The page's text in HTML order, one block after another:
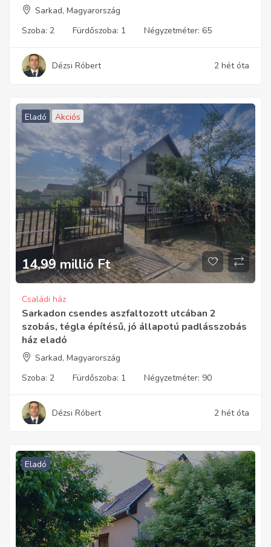
Sarkad, Magyarország
Szoba: 2 Fürdőszoba: 1 Négyzetméter: 65
Dézsi Róbert 2 hét óta
Eladó Akciós
14,99 millió Ft
Családi ház
Sarkadon csendes aszfaltozott utcában 2
szobás, tégla építésű, jó állapotú padlásszobás
ház eladó
Sarkad, Magyarország
Szoba: 2 Fürdőszoba: 1 Négyzetméter: 90
Dézsi Róbert 2 hét óta
Eladó